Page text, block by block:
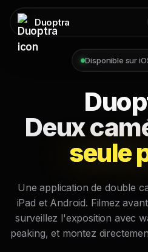
Duoptra
Disponible sur
Deux
seule
Une application de double
iPad et Android. Filmez
surveillez l'exposition avec
peaking, et montez